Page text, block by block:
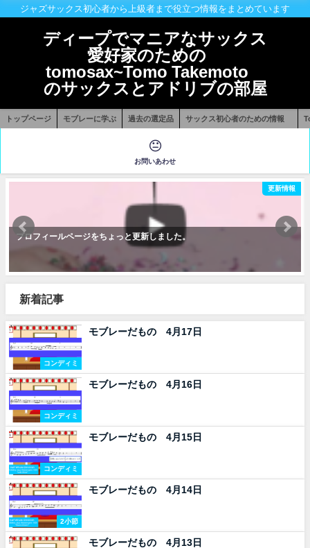
ジャズサックス初心者から上級者まで役立つ情報をまとめています
ディープでマニアなサックス
愛好家のための
tomosax~Tomo Takemoto
のサックスとアドリブの部屋
トップページ モブレーに学ぶ 過去の選定品 サックス初心者のための情報
お問いあわせ
更新情報
プロフィールページをちょっと更新しました。
新着記事
コンディミ
モブレーだもの 4月17日
コンディミ
モブレーだもの 4月16日
コンディミ
モブレーだもの 4月15日
2小節
モブレーだもの 4月14日
モブレーだもの 4月13日